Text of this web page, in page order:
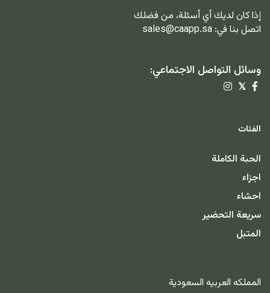
إذا كان لديك أي أسئلة، من فضلك
اتصل بنا في: sales@caapp.sa
وسائل التواصل الاجتماعي:
𝕏
الفئات
الحبة الكاملة
اجزاء
احشاء
سريعة التحضير
المتبل
المملكه العربيه السعودية